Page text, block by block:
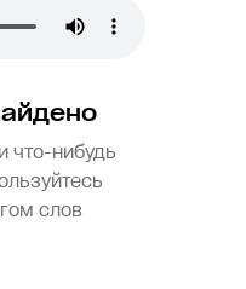
что-нибудь
слов